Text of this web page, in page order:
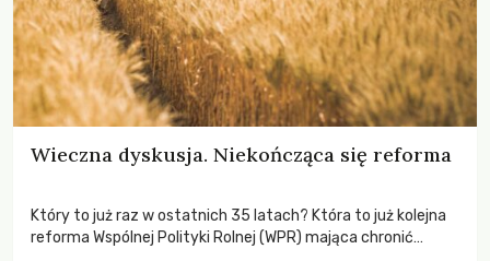
Wieczna dyskusja. Niekończąca się reforma
Który to już raz w ostatnich 35 latach? Która to już kolejna
reforma Wspólnej Polityki Rolnej (WPR) mająca chronić